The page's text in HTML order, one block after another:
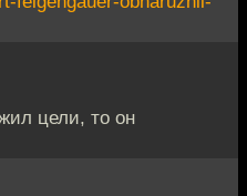
цели, то он